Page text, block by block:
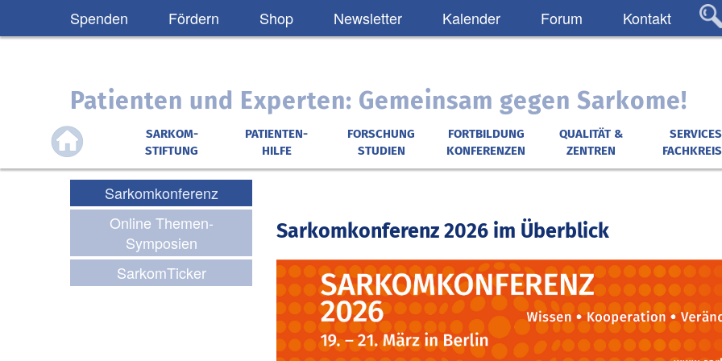
Spenden Fördern Shop Newsletter Kalender Forum Kontakt
Patienten und Experten: Gemeinsam gegen Sarkome!
SARKOM-
STIFTUNG
PATIENTEN-
HILFE
FORSCHUNG
STUDIEN
FORTBILDUNG
KONFERENZEN
QUALITÄT &
ZENTREN
SERVICES
Sarkomkonferenz
Online Themen-
Symposien
SarkomTicker
Sarkomkonferenz 2026 im Überblick